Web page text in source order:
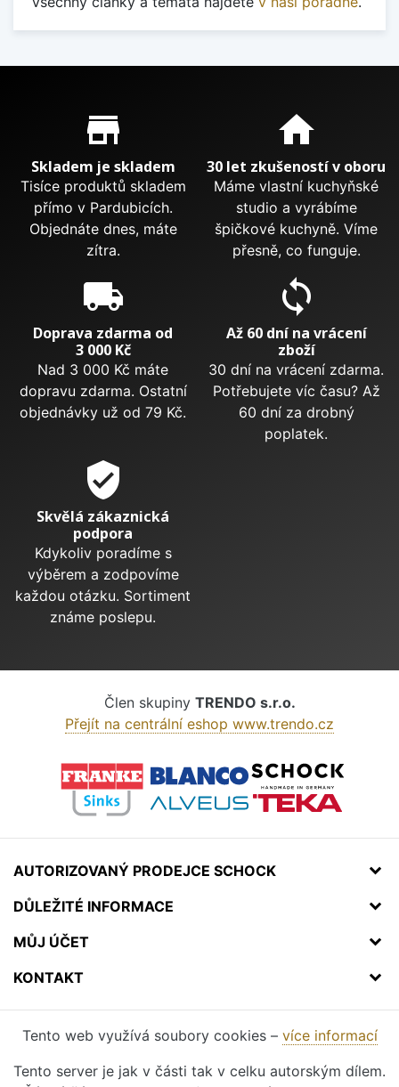
Proč nakupovat u nás?
store_mall_directory
Skladem je skladem
Tisíce produktů skladem
přímo v Pardubicích.
Objednáte dnes, máte
zítra.
home
30 let zkušeností v oboru
Máme vlastní kuchyňské
studio a vyrábíme
špičkové kuchyně. Víme
přesně, co funguje.
local_shipping
Doprava zdarma od
3 000 Kč
Nad 3 000 Kč máte
dopravu zdarma. Ostatní
objednávky už od 79 Kč.
sync
Až 60 dní na vrácení
zboží
30 dní na vrácení zdarma.
Potřebujete víc času? Až
60 dní za drobný
poplatek.
verified_user
Skvělá zákaznická
podpora
Kdykoliv poradíme s
výběrem a zodpovíme
každou otázku. Sortiment
známe poslepu.
Člen skupiny TRENDO s.r.o.
Přejít na centrální eshop www.trendo.cz
AUTORIZOVANÝ PRODEJCE SCHOCK
DŮLEŽITÉ INFORMACE
MŮJ ÚČET
KONTAKT
Tento web využívá soubory cookies – více informací
Tento server je jak v části tak v celku autorským dílem.